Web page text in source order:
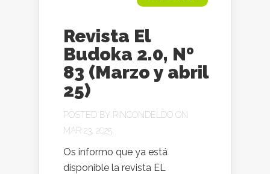
Revista El
Budoka 2.0, Nº
83 (Marzo y abril
25)
POSTED BY RINCONDELDO ON
MAR 23, 2025
Os informo que ya está
disponible la revista EL